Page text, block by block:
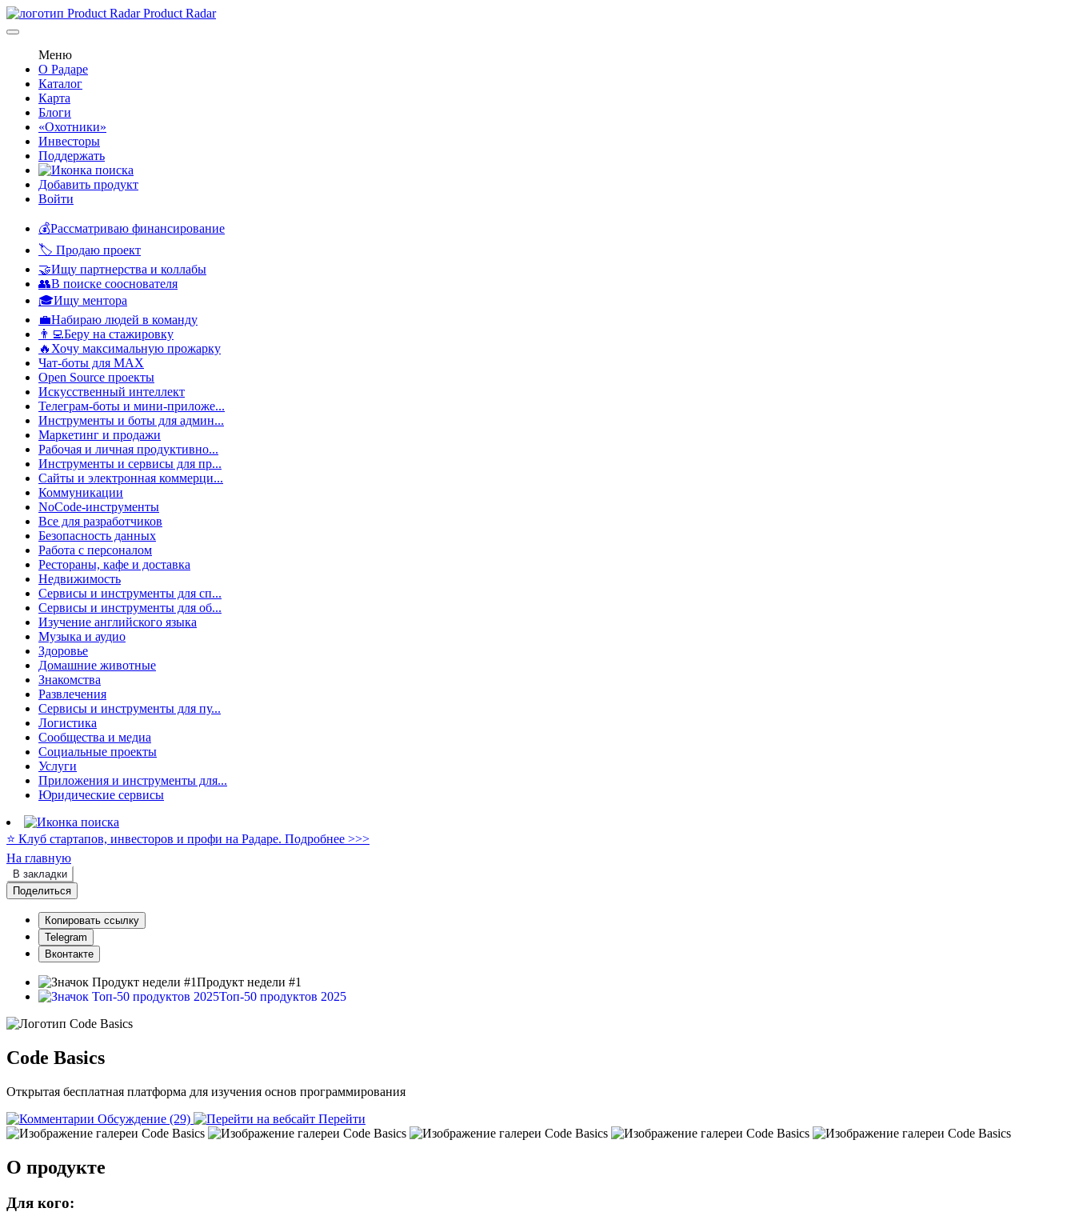
Product Radar
Меню
О Радаре
Каталог
Карта
Блоги
«Охотники»
Инвесторы
Поддержать
Добавить продукт
Войти
💰Рассматриваю финансирование
🏷️ Продаю проект
🤝Ищу партнерства и коллабы
👥В поиске сооснователя
🎓Ищу ментора
💼Набираю людей в команду
👨‍💻Беру на стажировку
🔥Хочу максимальную прожарку
Чат-боты для MAX
Open Source проекты
Искусственный интеллект
Телеграм-боты и мини-приложе...
Инструменты и боты для админ...
Маркетинг и продажи
Рабочая и личная продуктивно...
Инструменты и сервисы для пр...
Сайты и электронная коммерци...
Коммуникации
NoCode-инструменты
Все для разработчиков
Безопасность данных
Работа с персоналом
Рестораны, кафе и доставка
Недвижимость
Сервисы и инструменты для сп...
Сервисы и инструменты для об...
Изучение английского языка
Музыка и аудио
Здоровье
Домашние животные
Знакомства
Развлечения
Сервисы и инструменты для пу...
Логистика
Сообщества и медиа
Социальные проекты
Услуги
Приложения и инструменты для...
Юридические сервисы
⭐️ Клуб стартапов, инвесторов и профи на Радаре. Подробнее >>>
На главную
В закладки
Поделиться
Копировать ссылку
Telegram
Вконтакте
Продукт недели #1
Топ-50 продуктов 2025
Code Basics
Открытая бесплатная платформа для изучения основ программирования
Обсуждение (29)
Перейти
О продукте
Для кого: